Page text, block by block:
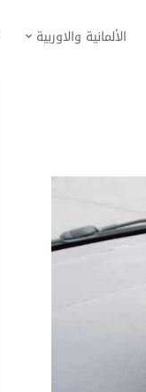
الألمانية والاوربية